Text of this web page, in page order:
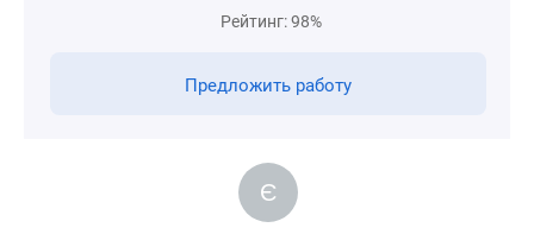
Рейтинг: 98%
Предложить работу